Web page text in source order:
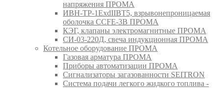
напряжения ПРОМА
ИВН-ТР-1ExdIIBT5, взрывонепроницаемая
оболочка CCFE-3B ПРОМА
КЭГ, клапаны электромагнитные ПРОМА
СИ-03-220Д, свеча индукционная ПРОМА
Котельное оборудование ПРОМА
Газовая арматура ПРОМА
Приборы автоматизации ПРОМА
Сигнализаторы загазованности SEITRON
Система подачи легкого жидкого топлива -